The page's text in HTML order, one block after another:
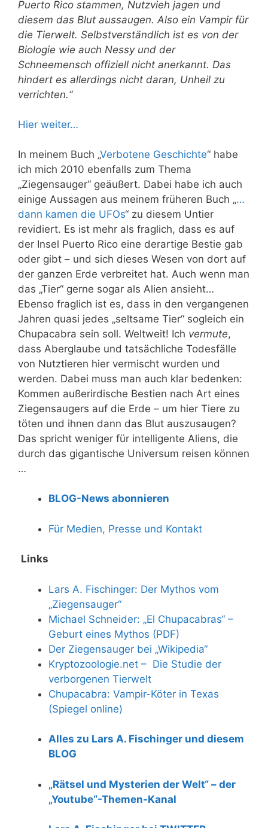
Puerto Rico stammen, Nutzvieh jagen und
diesem das Blut aussaugen. Also ein Vampir für
die Tierwelt. Selbstverständlich ist es von der
Biologie wie auch Nessy und der
Schneemensch offiziell nicht anerkannt. Das
hindert es allerdings nicht daran, Unheil zu
verrichten.“
Hier weiter…
In meinem Buch „Verbotene Geschichte“ habe
ich mich 2010 ebenfalls zum Thema
„Ziegensauger“ geäußert. Dabei habe ich auch
einige Aussagen aus meinem früheren Buch „…
dann kamen die UFOs“ zu diesem Untier
revidiert. Es ist mehr als fraglich, dass es auf
der Insel Puerto Rico eine derartige Bestie gab
oder gibt – und sich dieses Wesen von dort auf
der ganzen Erde verbreitet hat. Auch wenn man
das „Tier“ gerne sogar als Alien ansieht…
Ebenso fraglich ist es, dass in den vergangenen
Jahren quasi jedes „seltsame Tier“ sogleich ein
Chupacabra sein soll. Weltweit! Ich vermute,
dass Aberglaube und tatsächliche Todesfälle
von Nutztieren hier vermischt wurden und
werden. Dabei muss man auch klar bedenken:
Kommen außerirdische Bestien nach Art eines
Ziegensaugers auf die Erde – um hier Tiere zu
töten und ihnen dann das Blut auszusaugen?
Das spricht weniger für intelligente Aliens, die
durch das gigantische Universum reisen können
…
BLOG-News abonnieren
Für Medien, Presse und Kontakt
Links
Lars A. Fischinger: Der Mythos vom
„Ziegensauger“
Michael Schneider: „El Chupacabras“ –
Geburt eines Mythos (PDF)
Der Ziegensauger bei „Wikipedia“
Kryptozoologie.net – Die Studie der
verborgenen Tierwelt
Chupacabra: Vampir-Köter in Texas
(Spiegel online)
Alles zu Lars A. Fischinger und diesem
BLOG
„Rätsel und Mysterien der Welt“ – der
„Youtube“-Themen-Kanal